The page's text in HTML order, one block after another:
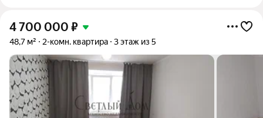
4 700 000 ₽
48,7 м² 2-комн. квартира 3 этаж из 5